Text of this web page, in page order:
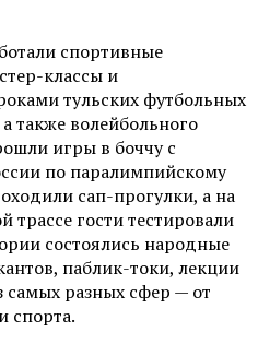
спортивные
классы и
тульских футбольных
также волейбольного
игры в боччу с
по паралимпийскому
сап-прогулки, а на
трассе гости тестировали
состоялись народные
паблик-токи, лекции
самых разных сфер — от
спорта.